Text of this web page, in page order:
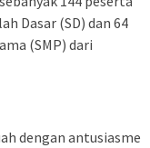
Dasar (SD) dan 64
(SMP) dari
dengan antusiasme